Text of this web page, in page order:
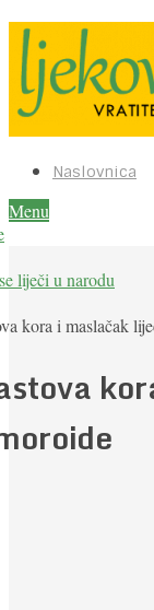
Naslovnica
Menu
liječi u narodu
kora i maslačak